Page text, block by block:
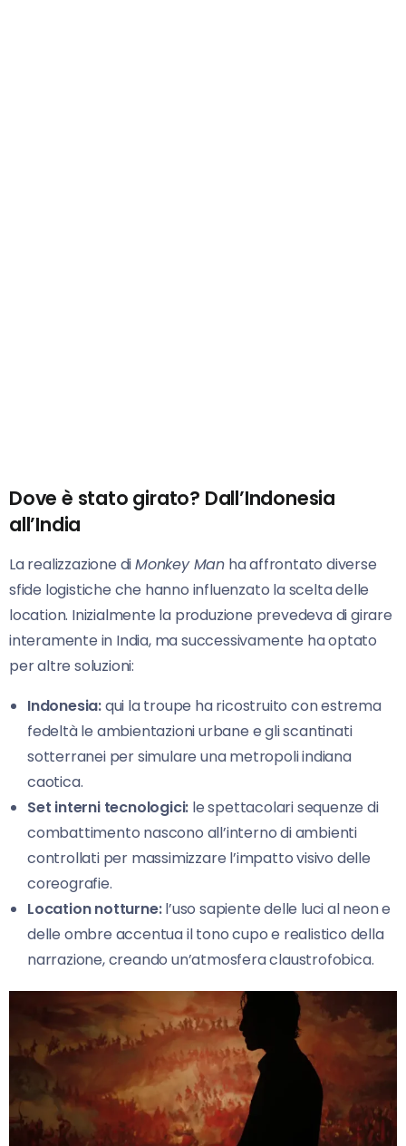
Dove è stato girato? Dall’Indonesia
all’India
La realizzazione diMonkey Man ha affrontato diverse
sfide logistiche che hanno influenzato la scelta delle
location. Inizialmente la produzione prevedeva di girare
interamente in India, ma successivamente ha optato
per altre soluzioni:
Indonesia:qui la troupe ha ricostruito con estrema
fedeltà le ambientazioni urbane e gli scantinati
sotterranei per simulare una metropoli indiana
caotica.
Set interni tecnologici: le spettacolari sequenze di
combattimento nascono all’interno di ambienti
controllati per massimizzare l’impatto visivo delle
coreografie.
Location notturne:l’uso sapiente delle luci al neon e
delle ombre accentua il tono cupo e realistico della
narrazione, creando un’atmosfera claustrofobica.